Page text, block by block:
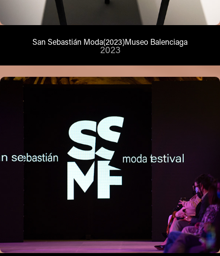
San Sebastián Moda(2023)Museo Balenciaga
2023